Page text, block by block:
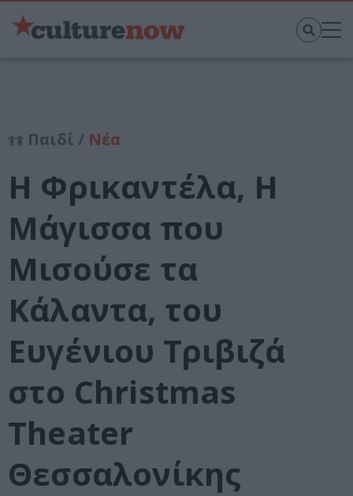
Παιδί / Νέα
Η Φρικαντέλα, Η
Μάγισσα που
Μισούσε τα
Κάλαντα, του
Ευγένιου Τριβιζά
στο Christmas
Theater
Θεσσαλονίκης